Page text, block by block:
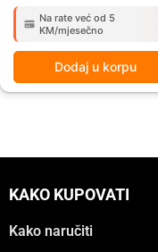
Na rate već od 5
KM/mjesečno
Dodaj u korpu
KAKO KUPOVATI
Kako naručiti